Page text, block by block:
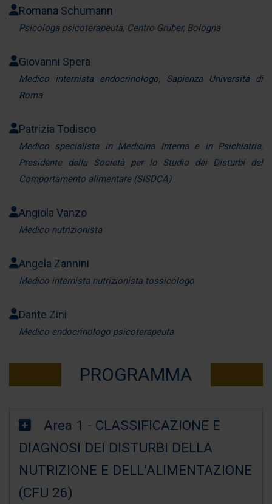
Romana Schumann
Psicologa psicoterapeuta, Centro Gruber, Bologna
Giovanni Spera
Medico internista endocrinologo, Sapienza Università di
Roma
Patrizia Todisco
Medico specialista in Medicina Interna e in Psichiatria,
Presidente della Società per lo Studio dei Disturbi del
Comportamento alimentare (SISDCA)
Angiola Vanzo
Medico nutrizionista
Angela Zannini
Medico internista nutrizionista tossicologo
Dante Zini
Medico endocrinologo psicoterapeuta
PROGRAMMA
Area 1 - CLASSIFICAZIONE E
DIAGNOSI DEI DISTURBI DELLA
NUTRIZIONE E DELL’ALIMENTAZIONE
(CFU 26)